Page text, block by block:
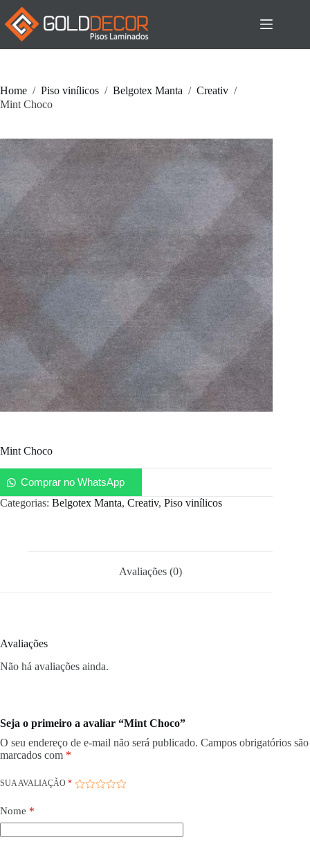
Pular
para
conteúdo
Home / Piso vinílicos / Belgotex Manta / Creativ /
Mint Choco
Mint Choco
Comprar no WhatsApp
Categorias: Belgotex Manta, Creativ, Piso vinílicos
Avaliações (0)
Avaliações
Não há avaliações ainda.
Seja o primeiro a avaliar “Mint Choco”
O seu endereço de e-mail não será publicado. Campos obrigatórios são
marcados com *
SUA AVALIAÇÃO *
Nome *